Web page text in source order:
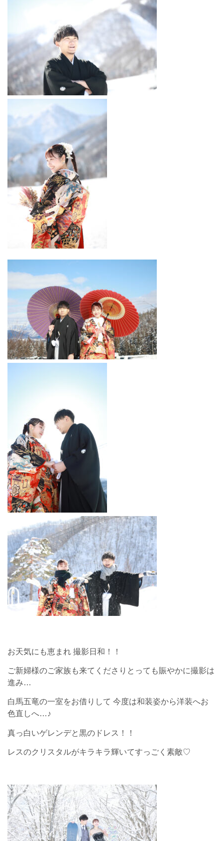
お天気にも恵まれ 撮影日和！！
ご新婦様のご家族も来てくださりとっても賑やかに撮影は
進み…
白馬五竜の一室をお借りして 今度は和装姿から洋装へお
色直しへ…♪
真っ白いゲレンデと黒のドレス！！
レスのクリスタルがキラキラ輝いてすっごく素敵♡